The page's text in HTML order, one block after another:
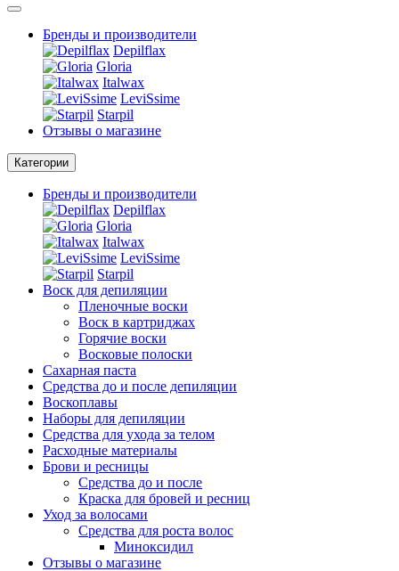
Бренды и производители
Depilflax
Gloria
Italwax
LeviSsime
Starpil
Отзывы о магазине
Категории
Бренды и производители
Depilflax
Gloria
Italwax
LeviSsime
Starpil
Воск для депиляции
Пленочные воски
Воск в картриджах
Горячие воски
Восковые полоски
Сахарная паста
Средства до и после депиляции
Воскоплавы
Наборы для депиляции
Средства для ухода за телом
Расходные материалы
Брови и ресницы
Средства до и после
Краска для бровей и ресниц
Уход за волосами
Средства для роста волос
Миноксидил
Отзывы о магазине